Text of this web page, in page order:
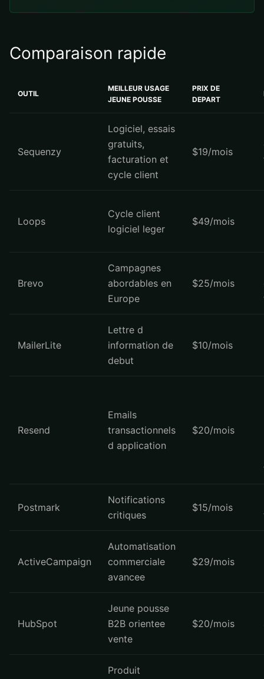
Comparaison rapide
OUTIL
MEILLEUR USAGE
JEUNE POUSSE
PRIX DE
DEPART
Sequenzy
Logiciel, essais
gratuits,
facturation et
cycle client
$19/mois
Loops
Cycle client
logiciel leger
$49/mois
Brevo
Campagnes
abordables en
Europe
$25/mois
MailerLite
Lettre d
information de
debut
$10/mois
Resend
Emails
transactionnels
d application
$20/mois
Postmark
Notifications
critiques
$15/mois
ActiveCampaign
Automatisation
commerciale
avancee
$29/mois
HubSpot
Jeune pousse
B2B orientee
vente
$20/mois
Produit